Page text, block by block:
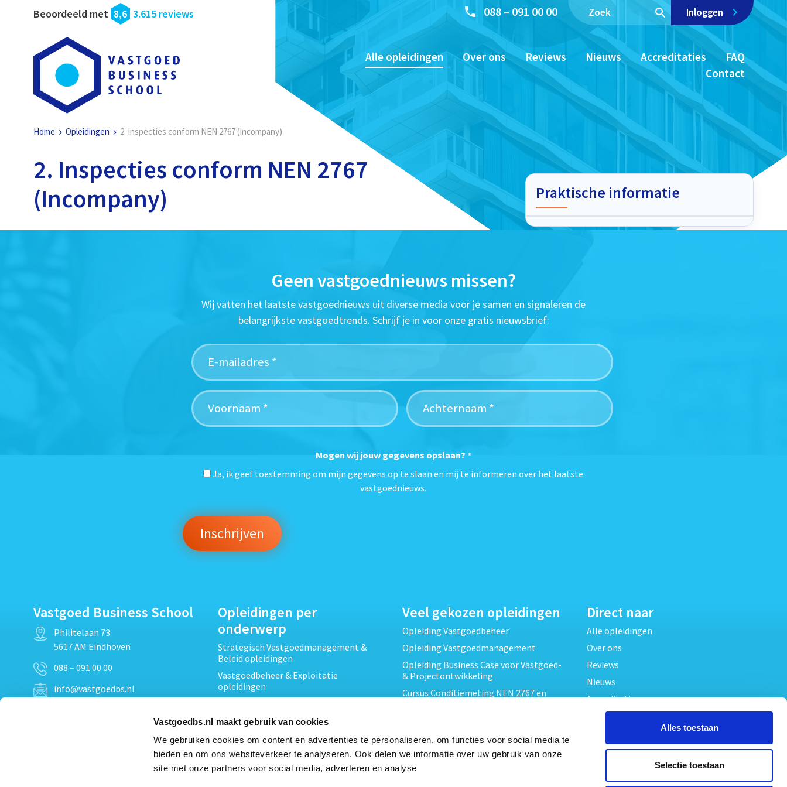
Vastgoedbs.nl maakt gebruik van cookies
We gebruiken cookies om content en advertenties te personaliseren, om functies voor social media te
bieden en om ons websiteverkeer te analyseren. Ook delen we informatie over uw gebruik van onze
site met onze partners voor social media, adverteren en analyse
Alles toestaan
Selectie toestaan
Beoordeeld met 8,6 3.615 reviews 088 – 091 00 00 Inloggen
Alle opleidingen Over ons Reviews Nieuws Accreditaties
FAQ
Contact
Home Opleidingen 2. Inspecties conform NEN 2767 (Incompany)
2. Inspecties conform NEN 2767
(Incompany)
Praktische informatie
Geen vastgoednieuws missen?
Wij vatten het laatste vastgoednieuws uit diverse media voor je samen en signaleren de
belangrijkste vastgoedtrends. Schrijf je in voor onze gratis nieuwsbrief:
Mogen wij jouw gegevens opslaan? *
Ja, ik geef toestemming om mijn gegevens op te slaan en mij te informeren over het laatste
vastgoednieuws.
Vastgoed Business School
Philitelaan 73
5617 AM Eindhoven
088 – 091 00 00
info@vastgoedbs.nl
Opleidingen per
onderwerp
Strategisch Vastgoedmanagement &
Beleid opleidingen
Vastgoedbeheer & Exploitatie
opleidingen
Projectontwikkeling &
Techniek, Onderhoud & Inspectie
Opleidingen
Verduurzaming en Energieprestatie
Veel gekozen opleidingen
Opleiding Vastgoedbeheer
Opleiding Vastgoedmanagement
Opleiding Business Case voor Vastgoed-
& Projectontwikkeling
Cursus Conditiemeting NEN 2767 en
Cursus EP-W Basis Woningen
Opleiding Professioneel VvE-beheer
Opleiding Projectleider Vastgoed
Direct naar
Alle opleidingen
Over ons
Reviews
Nieuws
Accreditaties
Algemene voorwaarden
Privacy verklaring